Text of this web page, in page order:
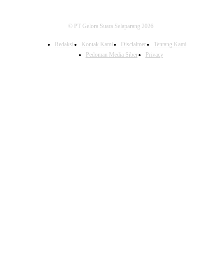
© PT Gelora Suara Selaparang 2026
Redaksi Kontak Kami Disclaimer
Tentang Kami
Pedoman Media Siber
Privacy